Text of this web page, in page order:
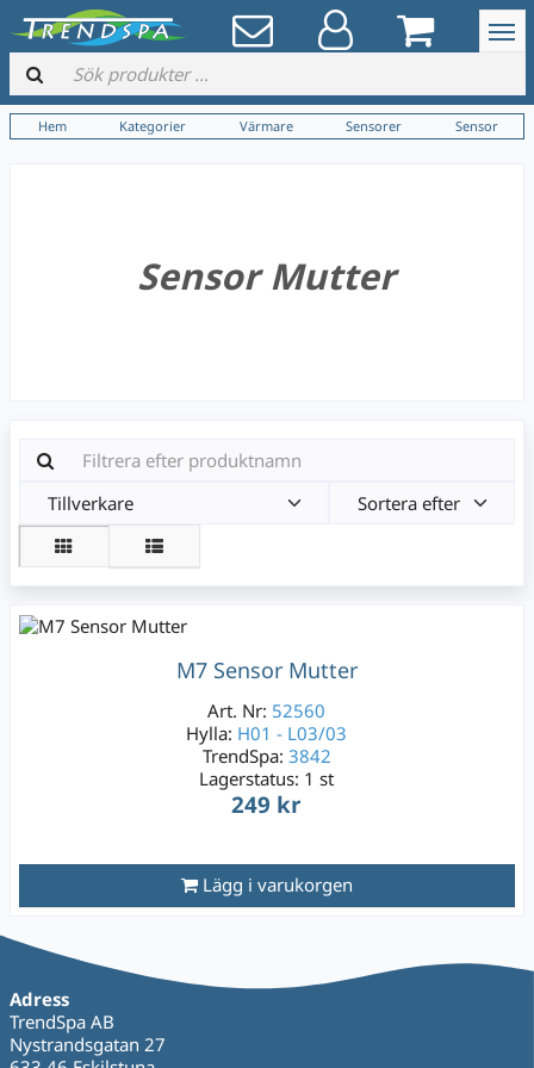
Hem Kategorier Värmare Sensorer Sensor
Sensor Mutter
Tillverkare Sortera efter
M7 Sensor Mutter
Art. Nr: 52560
Hylla: H01 - L03/03
TrendSpa: 3842
Lagerstatus: 1 st
249 kr
Lägg i varukorgen
Adress
TrendSpa AB
Nystrandsgatan 27